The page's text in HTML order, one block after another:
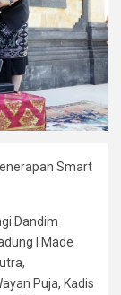
Smart
Dandim
I Made
Puja, Kadis